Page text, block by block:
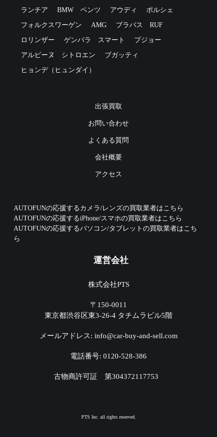
ランチア BMW ベンツ アウディ ポルシェ
フォルクスワーゲン AMG ブラバス RUF
ロリンザー ゲンバラ スマート プジョー
アルピーヌ シトロエン ブガッティ
ヒョンデ（ヒュンダイ）
出張買取
お問い合わせ
よくある質問
会社概要
アクセス
AUTOFUNの応援するカメラ/レンズの買取業者はこちら
AUTOFUNの応援するiPhone/スマホの買取業者はこちら
AUTOFUNの応援するパソコン/タブレットの買取業者はこち
ら
運営会社
株式会社PTS
〒150-0011
東京都渋谷区東3-26-4 タチムラビル5階
メールアドレス: info@car-buy-and-sell.com
電話番号: 0120-528-386
古物商許可証 第304372117753
PTS Inc. all rights reserved.